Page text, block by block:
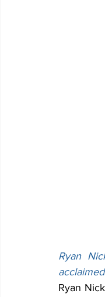
Ryan
Ryan